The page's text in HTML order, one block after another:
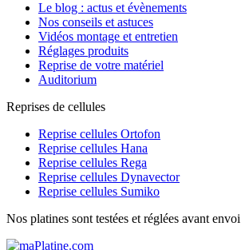
Le blog : actus et évènements
Nos conseils et astuces
Vidéos montage et entretien
Réglages produits
Reprise de votre matériel
Auditorium
Reprises de cellules
Reprise cellules Ortofon
Reprise cellules Hana
Reprise cellules Rega
Reprise cellules Dynavector
Reprise cellules Sumiko
Nos platines sont testées et réglées avant envoi